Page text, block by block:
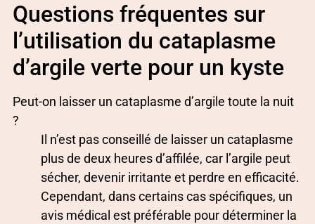
Questions fréquentes sur
l’utilisation du cataplasme
d’argile verte pour un kyste
Peut-on laisser un cataplasme d’argile toute la nuit
?
Il n’est pas conseillé de laisser un cataplasme
plus de deux heures d’affilée, car l’argile peut
sécher, devenir irritante et perdre en efficacité.
Cependant, dans certains cas spécifiques, un
avis médical est préférable pour déterminer la